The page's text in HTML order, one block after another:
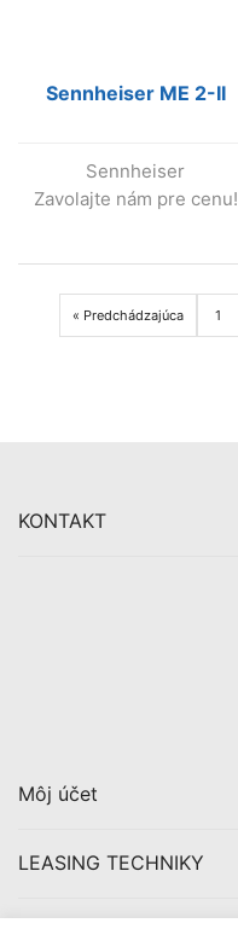
Sennheiser ME 2-II
Sennheiser
Zavolajte nám pre cenu!
« Predchádzajúca 1
KONTAKT
Môj účet
LEASING TECHNIKY